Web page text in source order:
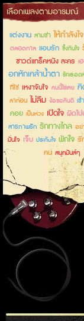
คาเฟ่เด็กลำลูกกา
เลือกเพลงตามอารมณ์
แต่งงาน สามช่า ให้กำลังใจ
ตลอดกาล แอบรัก ซึ้งกินใจ
ซาวด์แทร็คหนัง ละคร เ
อกหักเคล้าน้ำตา รักเธอต
ที่ใช่ เหงาจับใจ คนนี้ใช่เลย
ลาก่อน ไม่ลืม ง้อขอคืนดี เ
คอย เป็นห่วง เปิดใจ ผิดไป
สารภาพรัก รักทางไกล อย่
มั่นใจ เจ็บ ประทับใจ พักใจ รั
คน สนุกมันส์ๆ